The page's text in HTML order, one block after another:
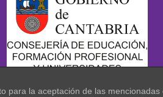
para la aceptación de las